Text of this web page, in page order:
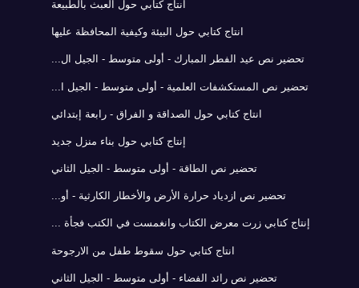
انتاج كتابي حول العبث بالطبيعة
انتاج كتابي حول البيئة وكيفية المحافظة عليها
تحضير نص عيد الفطر المبارك - أولى متوسط - الجيل ال...
تحضير نص المستكشفات العلمية - أولى متوسط - الجيل ا...
انتاج كتابي حول الصداقة و الفراق - رابعة إبتدائي
إنتاج كتابي حول بناء منزل جديد
تحضير نص الطاقة - أولى متوسط - الجيل الثاني
تحضير نص ازدياد حرارة الأرض والأخطار الكارثية - أو...
إنتاج كتابي زرت معرض الكتاب وانغمست في الكتب فجأة ...
انتاج كتابي حول سقوط طفل من الارجوحة
تحضير نص رائد الفضاء - أولى متوسط - الجيل الثاني